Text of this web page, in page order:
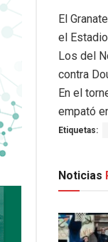
El
el
Los del
contra
En el
empató
Etiquetas:
Noticias